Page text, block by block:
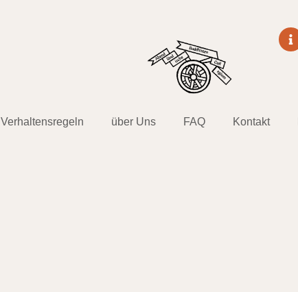
Verhaltensregeln über Uns FAQ Kontakt